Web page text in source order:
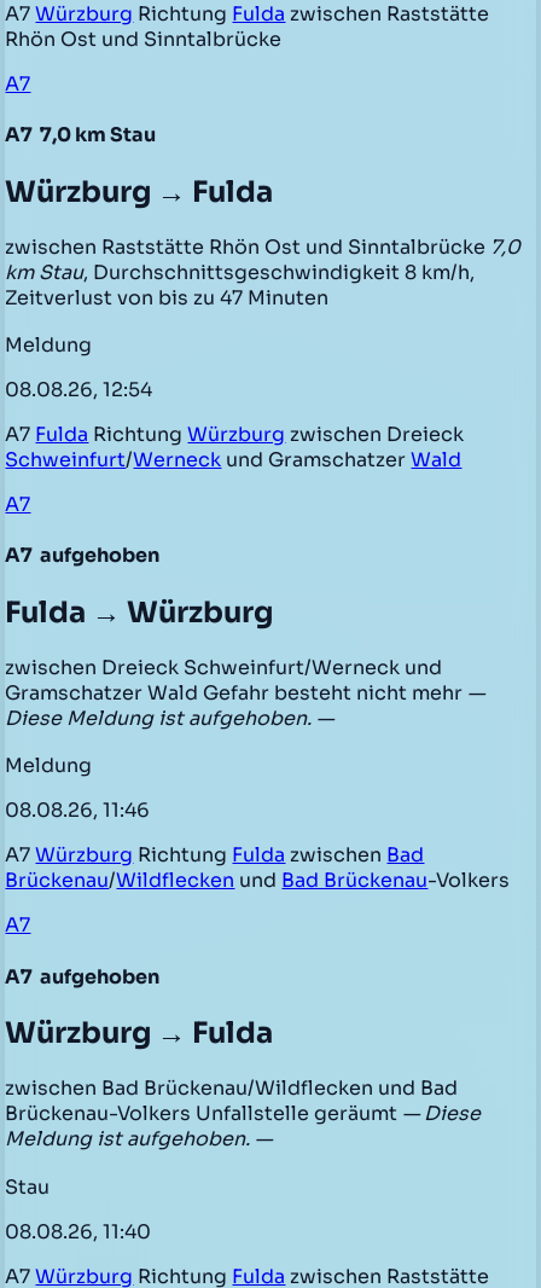
A7Würzburg Richtung Fulda zwischen Raststätte
Rhön Ost und Sinntalbrücke
A7
A7 7,0 km Stau
Würzburg → Fulda
zwischen Raststätte Rhön Ost und Sinntalbrücke 7,0
km Stau, Durchschnittsgeschwindigkeit 8 km/h,
Zeitverlust von bis zu 47 Minuten
Meldung
08.08.26, 12:54
A7 Fulda RichtungWürzburg zwischen Dreieck
Schweinfurt/Werneck und GramschatzerWald
A7
A7 aufgehoben
Fulda → Würzburg
zwischen Dreieck Schweinfurt/Werneck und
Gramschatzer Wald Gefahr besteht nicht mehr —
Diese Meldung ist aufgehoben. —
Meldung
08.08.26, 11:46
A7Würzburg Richtung Fulda zwischen Bad
Brückenau/Wildflecken und Bad Brückenau-Volkers
A7
A7 aufgehoben
Würzburg → Fulda
zwischen Bad Brückenau/Wildflecken und Bad
Brückenau-Volkers Unfallstelle geräumt — Diese
Meldung ist aufgehoben. —
Stau
08.08.26, 11:40
A7Würzburg Richtung Fulda zwischen Raststätte